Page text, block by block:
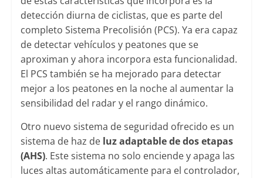
detección diurna de ciclistas, que es parte del
completo Sistema Precolisión (PCS). Ya era capaz
de detectar vehículos y peatones que se
aproximan y ahora incorpora esta funcionalidad.
El PCS también se ha mejorado para detectar
mejor a los peatones en la noche al aumentar la
sensibilidad del radar y el rango dinámico.
Otro nuevo sistema de seguridad ofrecido es un
sistema de haz de luz adaptable de dos etapas
(AHS). Este sistema no solo enciende y apaga las
luces altas automáticamente para el controlador,